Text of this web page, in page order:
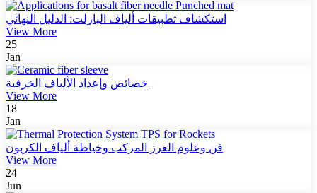
استكشاف تطبيقات ألياف البازلت: الدليل النهائي
View More
25
Jan
خصائص وإعداد الألياف الخزفية
View More
18
Jan
فن وعلوم الغرز المركب وخياطة ألياف الكربون
View More
24
Jun